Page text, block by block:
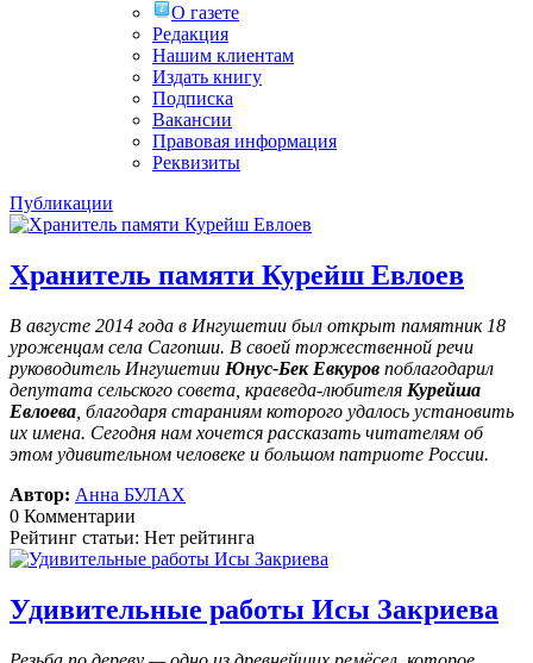
О газете
Редакция
Нашим клиентам
Издать книгу
Подписка
Вакансии
Правовая информация
Реквизиты
Публикации
Хранитель памяти Курейш Евлоев
В августе 2014 года в Ингушетии был открыт памятник 18
уроженцам села Сагопши. В своей торжественной речи
руководитель Ингушетии Юнус-Бек Евкуров поблагодарил
депутата сельского совета, краеведа-любителя Курейша
Евлоева , благодаря стараниям которого удалось установить
их имена. Сегодня нам хочется рассказать читателям об
этом удивительном человеке и большом патриоте России.
Автор: Анна БУЛАХ
0 Комментарии
Рейтинг статьи: Нет рейтинга
Удивительные работы Исы Закриева